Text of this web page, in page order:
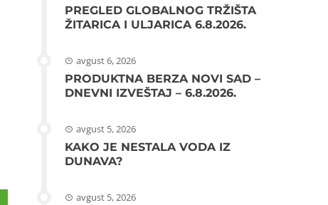
PREGLED GLOBALNOG TRŽIŠTA
ŽITARICA I ULJARICA 6.8.2026.
avgust 6, 2026
PRODUKTNA BERZA NOVI SAD –
DNEVNI IZVEŠTAJ – 6.8.2026.
avgust 5, 2026
KAKO JE NESTALA VODA IZ
DUNAVA?
avgust 5, 2026